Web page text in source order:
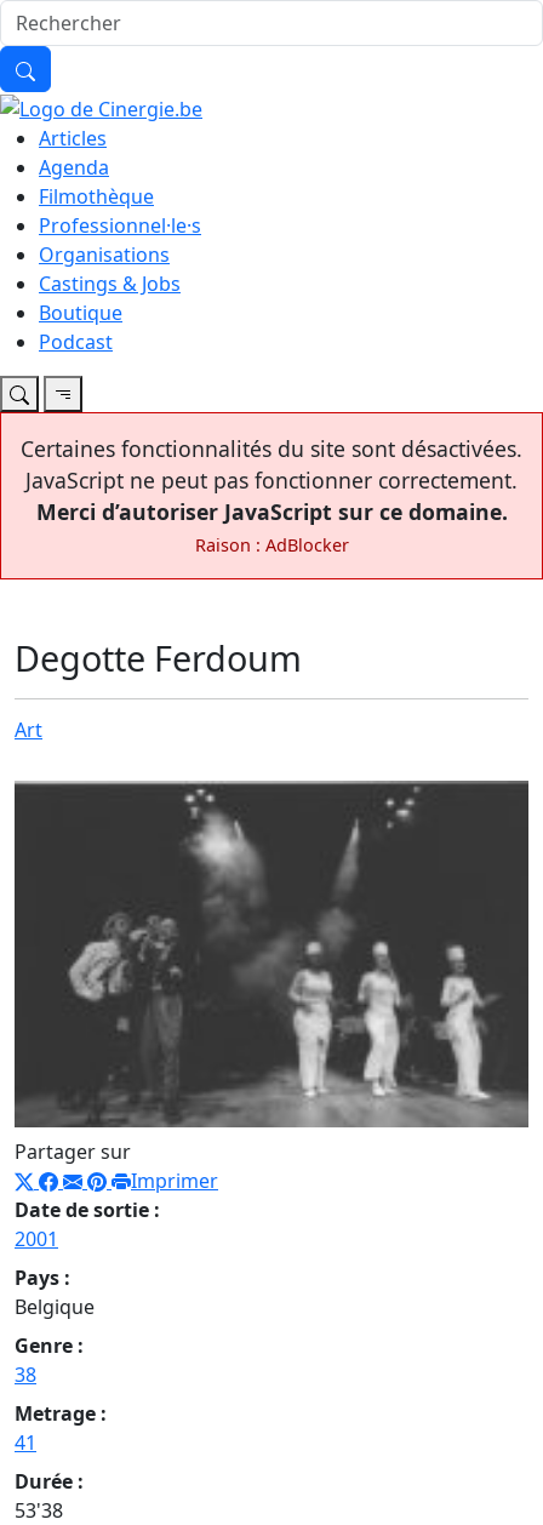
Articles
Agenda
Filmothèque
Professionnel·le·s
Organisations
Castings & Jobs
Boutique
Podcast
Certaines fonctionnalités du site sont désactivées.
JavaScript ne peut pas fonctionner correctement.
Merci d’autoriser JavaScript sur ce domaine.
Raison : AdBlocker
Degotte Ferdoum
Art
Partager sur
Imprimer
Date de sortie :
2001
Pays :
Belgique
Genre :
38
Metrage :
41
Durée :
53'38